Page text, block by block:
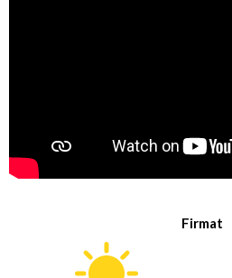
Firmat